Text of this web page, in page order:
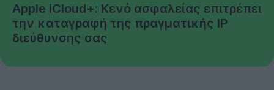
Apple iCloud+: Κενό ασφαλείας επιτρέπει
την καταγραφή της πραγματικής IP
διεύθυνσης σας